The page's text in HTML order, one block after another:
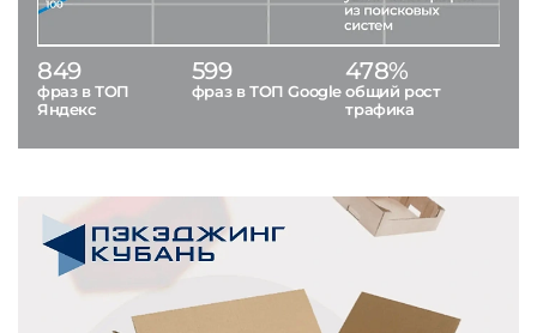
849
фраз в ТОП
Яндекс
599
фраз в ТОП Google
478%
общий рост
трафика